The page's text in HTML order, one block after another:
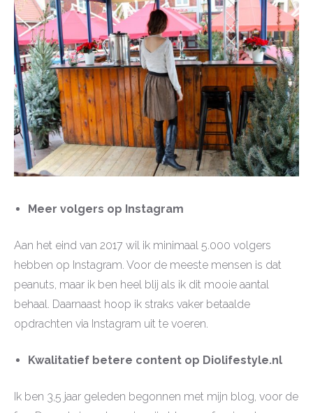
Meer volgers op Instagram
Aan het eind van 2017 wil ik minimaal 5.000 volgers
hebben op Instagram. Voor de meeste mensen is dat
peanuts, maar ik ben heel blij als ik dit mooie aantal
behaal. Daarnaast hoop ik straks vaker betaalde
opdrachten via Instagram uit te voeren.
Kwalitatief betere content op Diolifestyle.nl
Ik ben 3,5 jaar geleden begonnen met mijn blog, voor de